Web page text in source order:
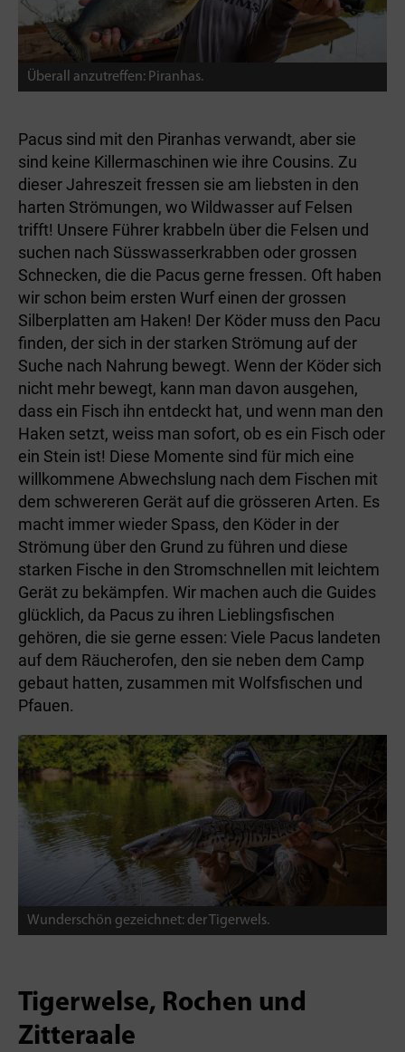
Überall anzutreffen: Piranhas.
Pacus sind mit den Piranhas verwandt, aber sie
sind keine Killermaschinen wie ihre Cousins. Zu
dieser Jahreszeit fressen sie am liebsten in den
harten Strömungen, wo Wildwasser auf Felsen
trifft! Unsere Führer krabbeln über die Felsen und
suchen nach Süsswasserkrabben oder grossen
Schnecken, die die Pacus gerne fressen. Oft haben
wir schon beim ersten Wurf einen der grossen
Silberplatten am Haken! Der Köder muss den Pacu
finden, der sich in der starken Strömung auf der
Suche nach Nahrung bewegt. Wenn der Köder sich
nicht mehr bewegt, kann man davon ausgehen,
dass ein Fisch ihn entdeckt hat, und wenn man den
Haken setzt, weiss man sofort, ob es ein Fisch oder
ein Stein ist! Diese Momente sind für mich eine
willkommene Abwechslung nach dem Fischen mit
dem schwereren Gerät auf die grösseren Arten. Es
macht immer wieder Spass, den Köder in der
Strömung über den Grund zu führen und diese
starken Fische in den Stromschnellen mit leichtem
Gerät zu bekämpfen. Wir machen auch die Guides
glücklich, da Pacus zu ihren Lieblingsfischen
gehören, die sie gerne essen: Viele Pacus landeten
auf dem Räucherofen, den sie neben dem Camp
gebaut hatten, zusammen mit Wolfsfischen und
Pfauen.
Wunderschön gezeichnet: der Tigerwels.
Tigerwelse, Rochen und
Zitteraale